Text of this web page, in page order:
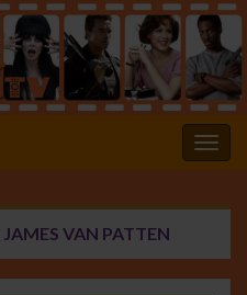
JAMES VAN PATTEN